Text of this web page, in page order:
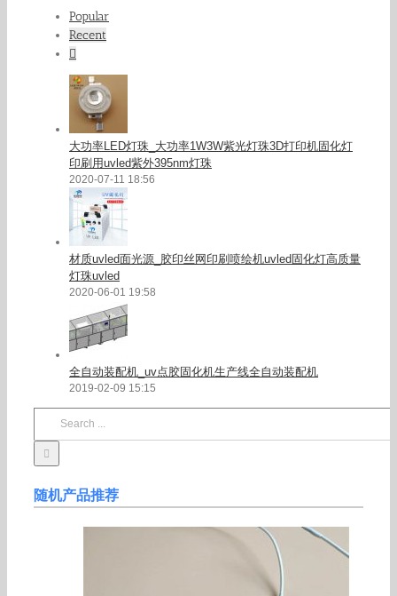
Popular
Recent
大功率LED灯珠_大功率1W3W紫光灯珠3D打印机固化灯
印刷用uvled紫外395nm灯珠
2020-07-11 18:56
材质uvled面光源_胶印丝网印刷喷绘机uvled固化灯高质量
灯珠uvled
2020-06-01 19:58
全自动装配机_uv点胶固化机生产线全自动装配机
2019-02-09 15:15
随机产品推荐